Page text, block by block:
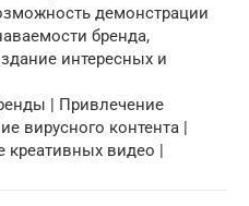
демонстрации
бренда,
интересных и
| Привлечение
вирусного контента |
креативных видео |